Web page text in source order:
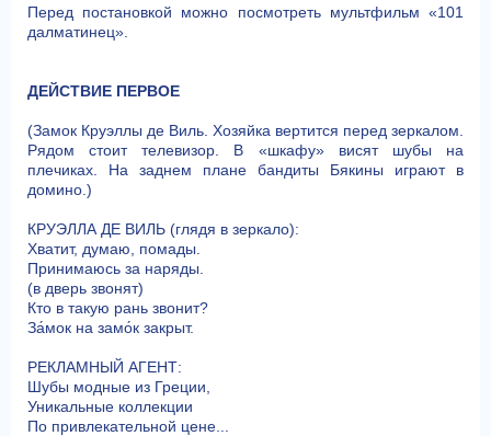
Перед постановкой можно посмотреть мультфильм «101
далматинец».
ДЕЙСТВИЕ ПЕРВОЕ
(Замок Круэллы де Виль. Хозяйка вертится перед зеркалом.
Рядом стоит телевизор. В «шкафу» висят шубы на
плечиках. На заднем плане бандиты Бякины играют в
домино.)
КРУЭЛЛА ДЕ ВИЛЬ (глядя в зеркало):
Хватит, думаю, помады.
Принимаюсь за наряды.
(в дверь звонят)
Кто в такую рань звонит?
За́мок на замо́к закрыт.
РЕКЛАМНЫЙ АГЕНТ:
Шубы модные из Греции,
Уникальные коллекции
По привлекательной цене...